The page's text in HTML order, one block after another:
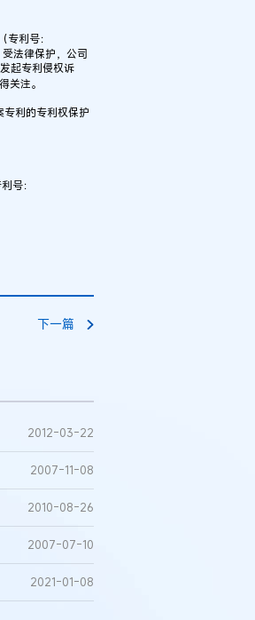
利号：
法律保护，公司
起专利侵权诉
关注。
利的专利权保护
号：
下一篇
2012-03-22
2007-11-08
2010-08-26
2007-07-10
2021-01-08